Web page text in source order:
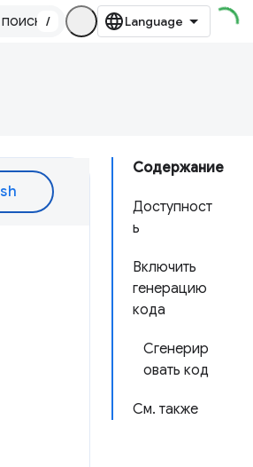
/
Содержание
Доступност
ь
Включить
генерацию
кода
Сгенерир
овать код
См. также